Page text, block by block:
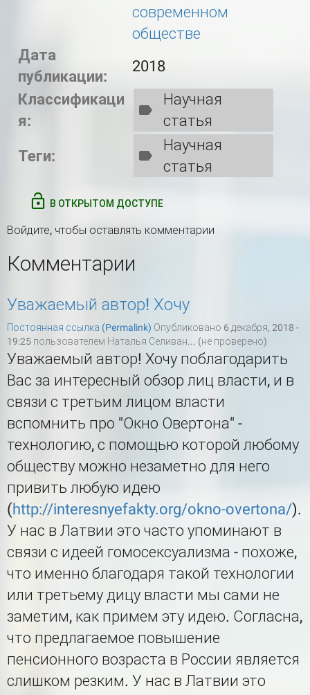
современном
обществе
Дата
публикации:
2018
Классификаци
я:
Научная
статья
Теги:
Научная
статья
В ОТКРЫТОМ ДОСТУПЕ
Войдите, чтобы оставлять комментарии
Комментарии
Уважаемый автор! Хочу
Постоянная ссылка (Permalink) Опубликовано 6 декабря, 2018 -
19:25 пользователем Наталья Селиван... (не проверено)
Уважаемый автор! Хочу поблагодарить
Вас за интересный обзор лиц власти, и в
связи с третьим лицом власти
вспомнить про "Окно Овертона" -
технологию, с помощью которой любому
обществу можно незаметно для него
привить любую идею
(http://interesnyefakty.org/okno-overtona/).
У нас в Латвии это часто упоминают в
связи с идеей гомосексуализма - похоже,
что именно благодаря такой технологии
или третьему дицу власти мы сами не
заметим, как примем эту идею. Согласна,
что предлагаемое повышение
пенсионного возраста в России является
слишком резким. У нас в Латвии это